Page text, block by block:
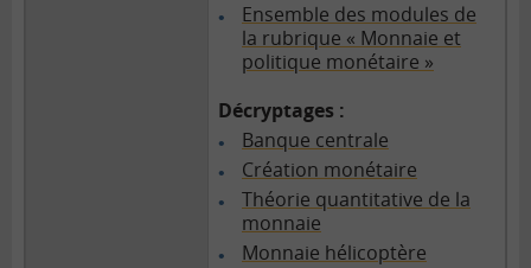
Ensemble des modules de
la rubrique « Monnaie et
politique monétaire »
Décryptages :
Banque centrale
Création monétaire
Théorie quantitative de la
monnaie
Monnaie hélicoptère